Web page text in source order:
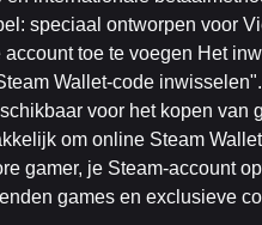
speciaal ontworpen voor
toe te voegen Het
Wallet-code
voor het kopen van
om online Steam
gamer, je Steam-account
games en exclusieve